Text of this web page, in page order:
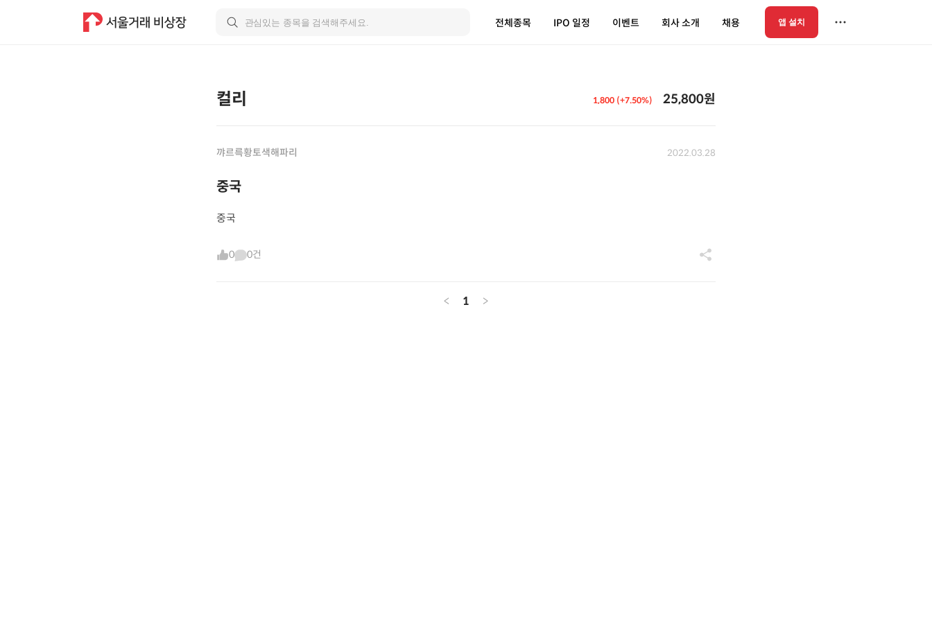
전체종목 IPO 일정 이벤트 회사 소개 채용 앱 설치
컬리 1,800 (+7.50%) 25,800원
꺄르륵황토색해파리 2022.03.28
중국
중국
0 0건
< 1 >